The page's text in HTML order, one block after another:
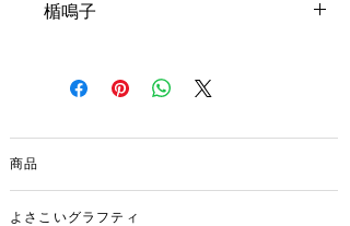
楯鳴子
19.5(h) x 7.2(w)cm
さこい踊り、坂本龍馬、はりまや橋)、裏
※1本での販売となります。
商品
よさこいグラフティ